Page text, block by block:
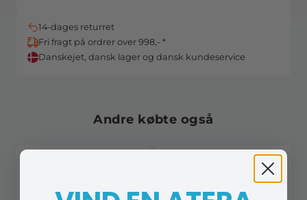
14-dages returret
Fri fragt på ordrer over 998,- *
Danskejet, dansk lager og dansk kundeservice
Andre købte også